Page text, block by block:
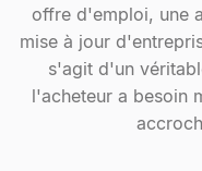
offre d'emploi, une
mise à jour
s'agit d'un
l'acheteur a besoin